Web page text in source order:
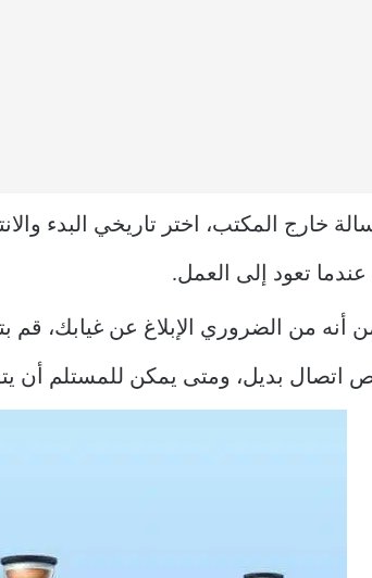
خارج المكتب، اختر تاريخي البدء
عندما تعود إلى العمل.
أنه من الضروري الإبلاغ عن غيابك،
اتصال بديل، ومتى يمكن للمستلم أن